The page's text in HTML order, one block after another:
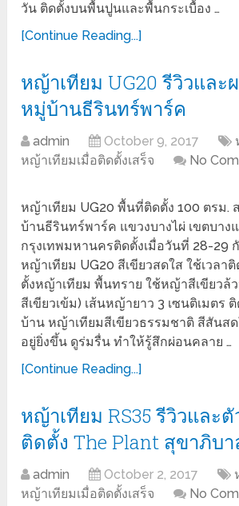
วัน ติดตั้งบนพื้นปูนและพื้นกระเบื้อง …
[Continue Reading...]
หญ้าเทียม UG20 รีวิวและ
หมู่บ้านธีรินทร์พาร์ค
admin October 9, 2017
หญ้าเทียมเมื่อติดตั้งเสร็จ
No
หญ้าเทียม UG20 พื้นที่ติดตั้ง 100 ตรม.
บ้านธีรินทร์พาร์ค แขวงบางไผ่ เขตบาง
กรุงเทพมหานครติดตั้งเมื่อวันที่ 28-29
หญ้าเทียม UG20 สีเขียวสดใส ใช้เวลา
ตั้งหญ้าเทียม พื้นทราย ใช้หญ้าสีเขียวล้
สีเขียวเข้ม) เส้นหญ้ายาว 3 เซนติเมตร
บ้าน หญ้าเทียมสีเขียวธรรมชาติ สีสันส
อยู่ยิ่งขึ้น ดูร่มรื่น ทำให้รู้สึกผ่อนคลาย …
[Continue Reading...]
หญ้าเทียม RS35 รีวิวและ
ติดตั้ง The Plant สุขาภิบา
admin October 2, 2017
หญ้าเทียมเมื่อติดตั้งเสร็จ
No